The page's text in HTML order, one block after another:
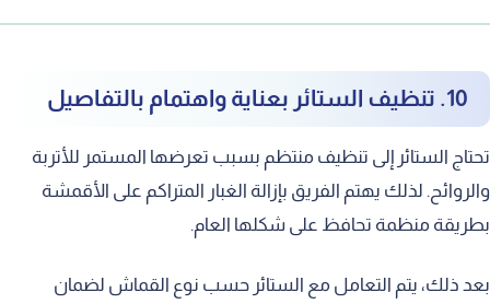
10. تنظيف الستائر بعناية واهتمام بالتفاصيل
تحتاج الستائر إلى تنظيف منتظم بسبب تعرضها المستمر للأتربة
والروائح. لذلك يهتم الفريق بإزالة الغبار المتراكم على الأقمشة
بطريقة منظمة تحافظ على شكلها العام.
بعد ذلك، يتم التعامل مع الستائر حسب نوع القماش لضمان